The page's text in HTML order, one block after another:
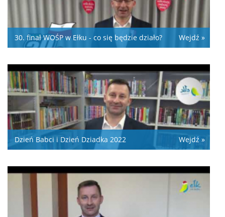
30. finał WOŚP w Ełku - co się będzie działo? Wejdź »
Dzień Babci i Dzień Dziadka 2022 Wejdź »